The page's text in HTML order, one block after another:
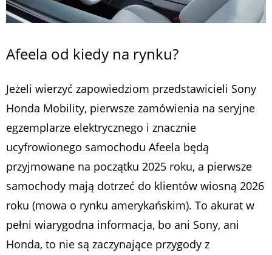
Afeela od kiedy na rynku?
Jeżeli wierzyć zapowiedziom przedstawicieli Sony
Honda Mobility, pierwsze zamówienia na seryjne
egzemplarze elektrycznego i znacznie
ucyfrowionego samochodu Afeela będą
przyjmowane na początku 2025 roku, a pierwsze
samochody mają dotrzeć do klientów wiosną 2026
roku (mowa o rynku amerykańskim). To akurat w
pełni wiarygodna informacja, bo ani Sony, ani
Honda, to nie są zaczynające przygody z